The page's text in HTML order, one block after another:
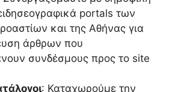
portals των
και της Αθήνας για
άρθρων που
συνδέσμους προς το site
: Καταχωρούμε την